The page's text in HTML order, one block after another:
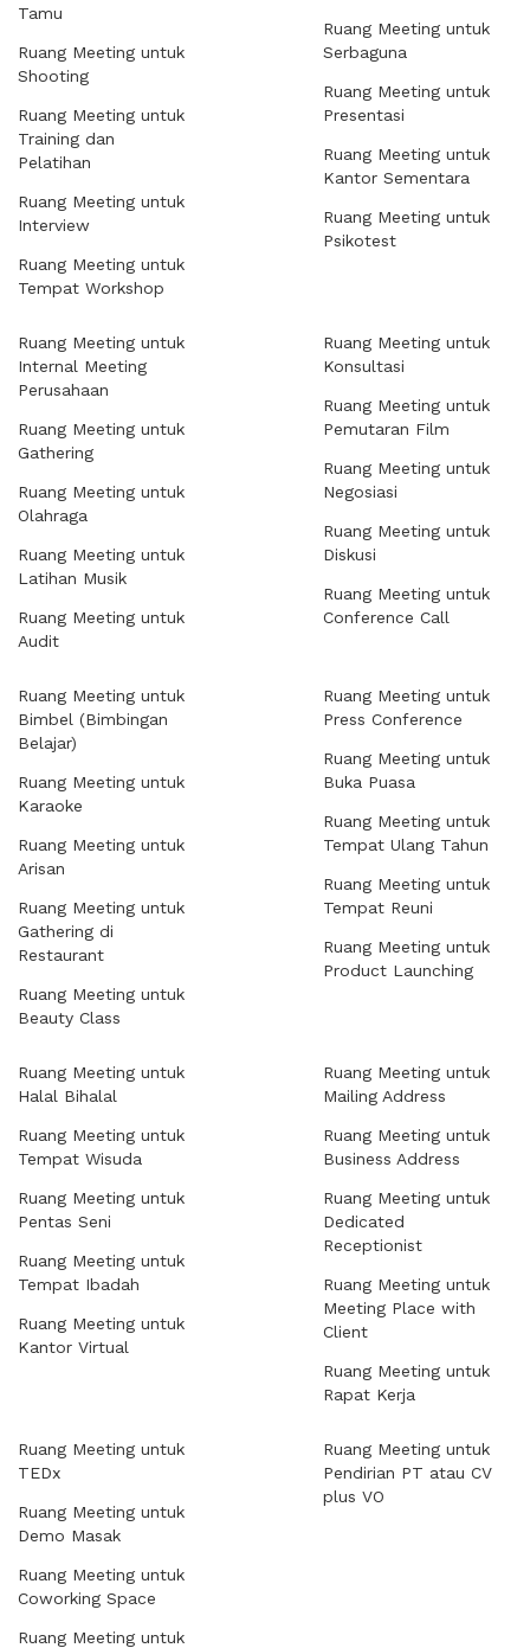
Tamu
Ruang Meeting untuk
Shooting
Ruang Meeting untuk
Training dan
Pelatihan
Ruang Meeting untuk
Interview
Ruang Meeting untuk
Tempat Workshop
Ruang Meeting untuk
Serbaguna
Ruang Meeting untuk
Presentasi
Ruang Meeting untuk
Kantor Sementara
Ruang Meeting untuk
Psikotest
Ruang Meeting untuk
Internal Meeting
Perusahaan
Ruang Meeting untuk
Gathering
Ruang Meeting untuk
Olahraga
Ruang Meeting untuk
Latihan Musik
Ruang Meeting untuk
Audit
Ruang Meeting untuk
Konsultasi
Ruang Meeting untuk
Pemutaran Film
Ruang Meeting untuk
Negosiasi
Ruang Meeting untuk
Diskusi
Ruang Meeting untuk
Conference Call
Ruang Meeting untuk
Bimbel (Bimbingan
Belajar)
Ruang Meeting untuk
Karaoke
Ruang Meeting untuk
Arisan
Ruang Meeting untuk
Gathering di
Restaurant
Ruang Meeting untuk
Beauty Class
Ruang Meeting untuk
Press Conference
Ruang Meeting untuk
Buka Puasa
Ruang Meeting untuk
Tempat Ulang Tahun
Ruang Meeting untuk
Tempat Reuni
Ruang Meeting untuk
Product Launching
Ruang Meeting untuk
Halal Bihalal
Ruang Meeting untuk
Tempat Wisuda
Ruang Meeting untuk
Pentas Seni
Ruang Meeting untuk
Tempat Ibadah
Ruang Meeting untuk
Kantor Virtual
Ruang Meeting untuk
Mailing Address
Ruang Meeting untuk
Business Address
Ruang Meeting untuk
Dedicated
Receptionist
Ruang Meeting untuk
Meeting Place with
Client
Ruang Meeting untuk
Rapat Kerja
Ruang Meeting untuk
TEDx
Ruang Meeting untuk
Demo Masak
Ruang Meeting untuk
Coworking Space
Ruang Meeting untuk
Ruang Meeting untuk
Pendirian PT atau CV
plus VO